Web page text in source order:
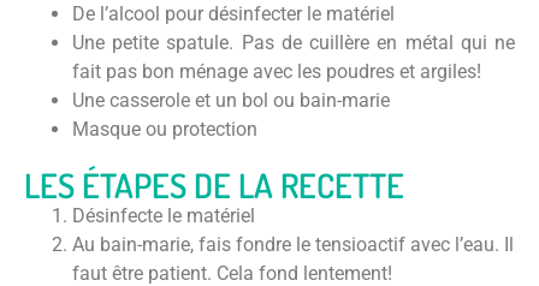
De l’alcool pour désinfecter le matériel
Une petite spatule. Pas de cuillère en métal qui ne
fait pas bon ménage avec les poudres et argiles!
Une casserole et un bol ou bain-marie
Masque ou protection
LES ÉTAPES DE LA RECETTE
Désinfecte le matériel
Au bain-marie, fais fondre le tensioactif avec l’eau. Il
faut être patient. Cela fond lentement!